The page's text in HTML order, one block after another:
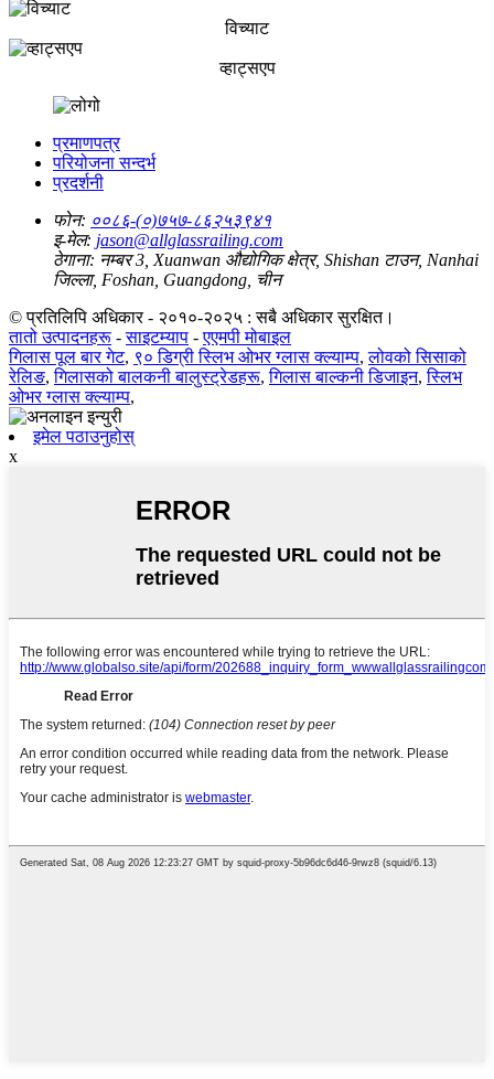
विच्याट
व्हाट्सएप
प्रमाणपत्र
परियोजना सन्दर्भ
प्रदर्शनी
फोन: ००८६-(०)७५७-८६२५३९४१
इ-मेल: jason@allglassrailing.com
ठेगाना: नम्बर 3, Xuanwan औद्योगिक क्षेत्र, Shishan टाउन, Nanhai
जिल्ला, Foshan, Guangdong, चीन
© प्रतिलिपि अधिकार - २०१०-२०२५ : सबै अधिकार सुरक्षित।
तातो उत्पादनहरू -साइटम्याप -एएमपी मोबाइल
गिलास पूल बार गेट, ९० डिग्री स्लिभ ओभर ग्लास क्ल्याम्प,लोवको सिसाको
रेलिङ,गिलासको बालकनी बालुस्ट्रेडहरू,गिलास बाल्कनी डिजाइन,स्लिभ
ओभर ग्लास क्ल्याम्प,
इमेल पठाउनुहोस्
x